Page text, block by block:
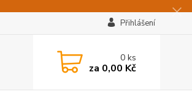
Přihlášení
0ks
za 0,00 Kč